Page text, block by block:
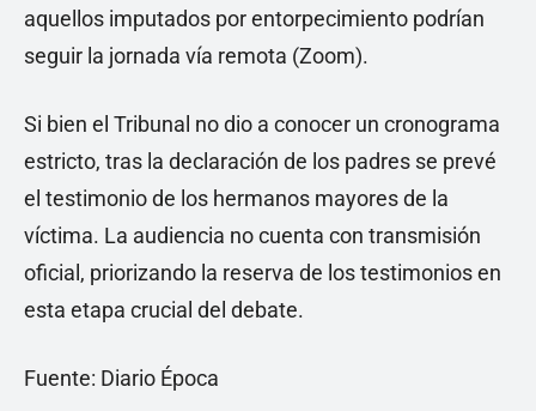
aquellos imputados por entorpecimiento podrían
seguir la jornada vía remota (Zoom).
Si bien el Tribunal no dio a conocer un cronograma
estricto, tras la declaración de los padres se prevé
el testimonio de los hermanos mayores de la
víctima. La audiencia no cuenta con transmisión
oficial, priorizando la reserva de los testimonios en
esta etapa crucial del debate.
Fuente: Diario Época